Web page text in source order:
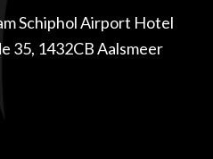
Schiphol Airport Hotel
35, 1432CB Aalsmeer